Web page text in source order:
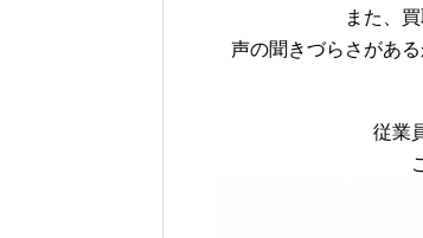
また、
声の聞きづらさがあ
従業